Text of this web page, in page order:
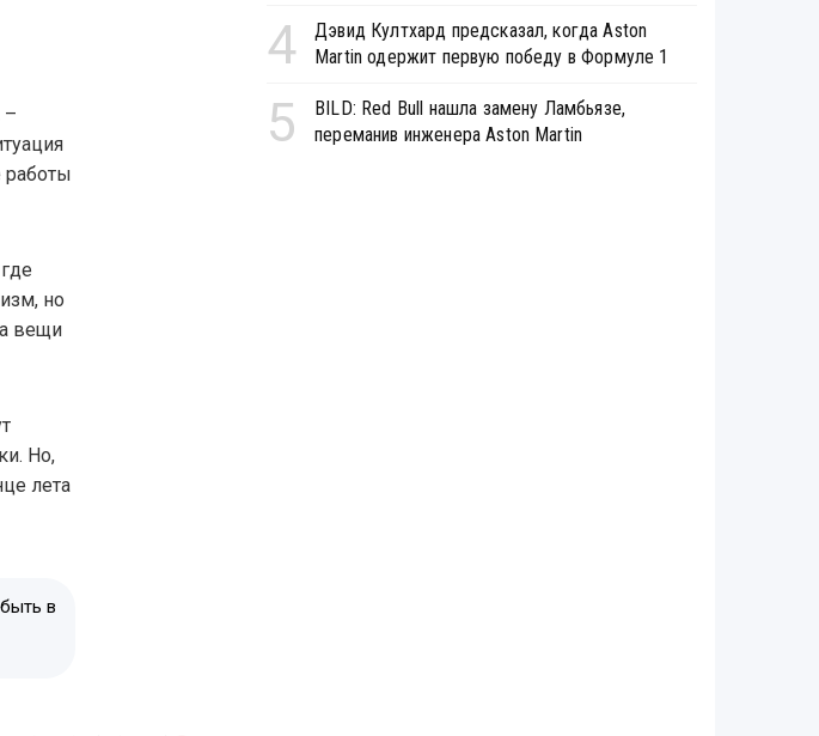
–
работы
но
вещи
Но,
лета
в
4
Дэвид Култхард предсказал, когда Aston
Martin одержит первую победу в Формуле 1
5
BILD: Red Bull нашла замену Ламбьязе,
переманив инженера Aston Martin